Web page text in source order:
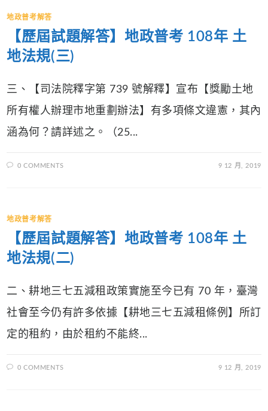
地政普考解答
【歷屆試題解答】地政普考 108年 土
地法規(三)
三、【司法院釋字第 739 號解釋】宣布【獎勵土地
所有權人辦理市地重劃辦法】有多項條文違憲，其內
涵為何？請詳述之。（25...
0 COMMENTS 9 12 月, 2019
地政普考解答
【歷屆試題解答】地政普考 108年 土
地法規(二)
二、耕地三七五減租政策實施至今已有 70 年，臺灣
社會至今仍有許多依據【耕地三七五減租條例】所訂
定的租約，由於租約不能終...
0 COMMENTS 9 12 月, 2019